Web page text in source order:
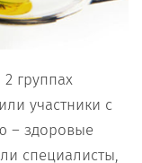
группах
участники с
– здоровые
специалисты,